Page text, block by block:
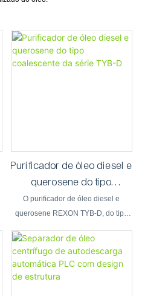
Purificador de óleo diesel e
querosene do tipo
coalescente da série TYB-
D
O purificador de óleo diesel e
querosene REXON TYB-D, do tipo
para diesel, querosene e outros
combustíveis com alto teor de água
e óleo, não necessitando de sistema